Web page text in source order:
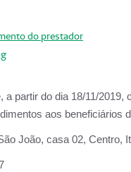
do prestador
a partir do dia 18/11/2019,
aos beneficiários
João, casa 02, Centro,